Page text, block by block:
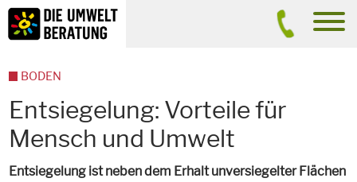
Inhalt
Suche
Entsiegelung: Vorteile für
Mensch und Umwelt
Entsiegelung ist neben dem Erhalt unversiegelter Flächen
BODEN